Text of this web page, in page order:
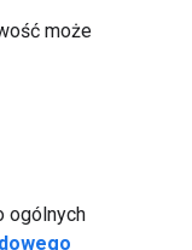
może
ogólnych